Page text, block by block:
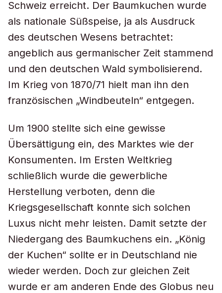
Schweiz erreicht. Der Baumkuchen wurde
als nationale Süßspeise, ja als Ausdruck
des deutschen Wesens betrachtet:
angeblich aus germanischer Zeit stammend
und den deutschen Wald symbolisierend.
Im Krieg von 1870/71 hielt man ihn den
französischen „Windbeuteln“ entgegen.
Um 1900 stellte sich eine gewisse
Übersättigung ein, des Marktes wie der
Konsumenten. Im Ersten Weltkrieg
schließlich wurde die gewerbliche
Herstellung verboten, denn die
Kriegsgesellschaft konnte sich solchen
Luxus nicht mehr leisten. Damit setzte der
Niedergang des Baumkuchens ein. „König
der Kuchen“ sollte er in Deutschland nie
wieder werden. Doch zur gleichen Zeit
wurde er am anderen Ende des Globus neu